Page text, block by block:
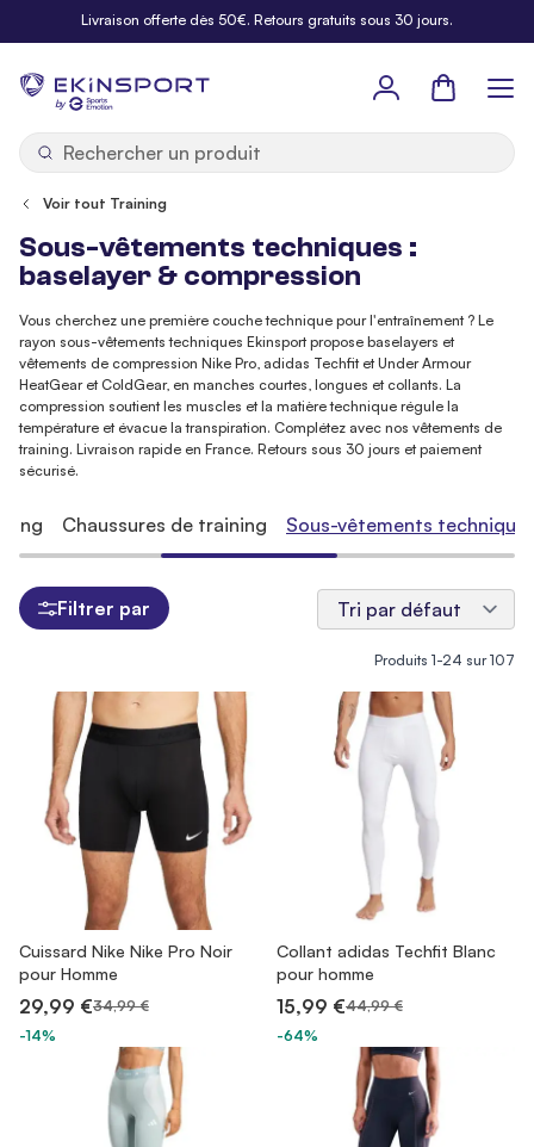
Allez au contenuLivraison offerte dès 50€. Retours gratuits sous 30 jours.
by
Panier
Voir tout Training
Sous-vêtements techniques :
baselayer & compression
Vous cherchez une première couche technique pour l'entraînement ? Le
rayon sous-vêtements techniques Ekinsport propose baselayers et
vêtements de compression Nike Pro, adidas Techfit et Under Armour
HeatGear et ColdGear, en manches courtes, longues et collants. La
compression soutient les muscles et la matière technique régule la
température et évacue la transpiration. Complétez avec nos vêtements de
training. Livraison rapide en France. Retours sous 30 jours et paiement
sécurisé.
Produits 1-24 sur107
Cuissard Nike Nike Pro Noir
pour Homme
29,99 €34,99 €
-14%
Collant adidas Techfit Blanc
pour homme
15,99 €44,99 €
-64%
Chaussures de training Sous-vêtements
Filtrer par